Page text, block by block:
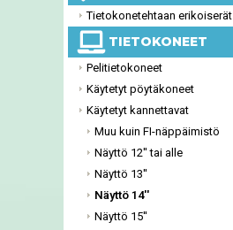
Tietokonetehtaan erikoiserät
TIETOKONEET
Pelitietokoneet
Käytetyt pöytäkoneet
Käytetyt kannettavat
Muu kuin FI-näppäimistö
Näyttö 12'' tai alle
Näyttö 13''
Näyttö 14''
Näyttö 15''